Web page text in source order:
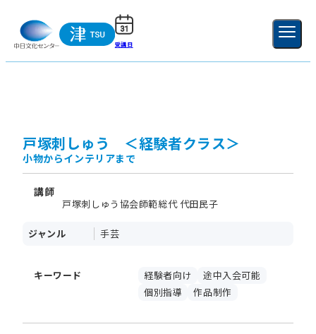
受講日 新規登録
戸塚刺しゅう ＜経験者クラス＞
小物からインテリアまで
講師
戸塚刺しゅう協会師範総代 代田民子
ジャンル 手芸
キーワード 経験者向け
途中入会可能
個別指導
作品制作